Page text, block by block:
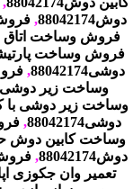
دوش88042174
, فروش
فروش وساخت
فروش وساخت پارتیشن
دوشی88042174
,
وساخت زیر
وساخت زیر دوشی با
دوشی88042174
,
وساخت کابین دوش
دوش88042174
,فروش-
تعمیر وان جکوزی